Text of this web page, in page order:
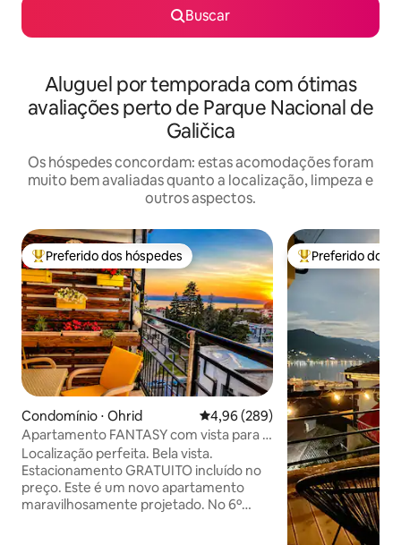
Buscar
Aluguel por temporada com ótimas
avaliações perto de Parque Nacional de
Galičica
Os hóspedes concordam: estas acomodações foram
muito bem avaliadas quanto a localização, limpeza e
outros aspectos.
Entre os melhores preferidos dos hóspedes
Preferido dos hóspedes
Condomínio ⋅ Ohrid 4,96 de uma avaliação média de
4,96 (289)
Apartamento FANTASY com vista para o
✅lago e estacionamento ✅gratuito
Localização perfeita. Bela vista.
Estacionamento GRATUITO incluído no
preço. Este é um novo apartamento
maravilhosamente projetado. No 6º
Entre os
Preferido dos